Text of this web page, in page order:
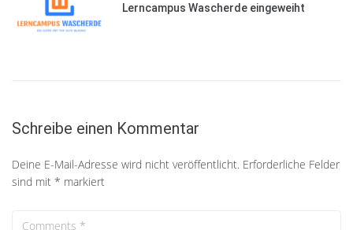
Lerncampus Wascherde eingeweiht
Schreibe einen Kommentar
Deine E-Mail-Adresse wird nicht veröffentlicht. Erforderliche Felder
sind mit * markiert